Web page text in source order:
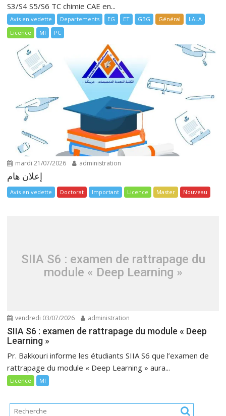
S3/S4 S5/S6 TC chimie CAE en...
Avis en vedette Departements EG ET GBG Général
LALA
Licence
MI PC
mardi 21/07/2026 administration
إعلان هام
Avis en vedette Doctorat Important Licence Master Nouveau
SIIA S6 : examen de rattrapage du
module « Deep Learning »
vendredi 03/07/2026 administration
SIIA S6 : examen de rattrapage du module « Deep
Learning »
Pr. Bakkouri informe les étudiants SIIA S6 que l’examen de
rattrapage du module « Deep Learning » aura...
Licence MI